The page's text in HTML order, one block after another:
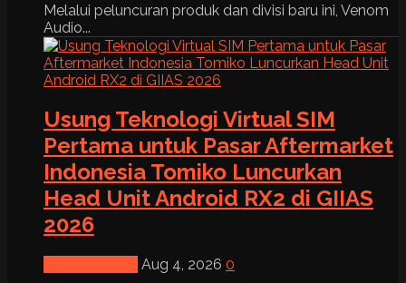
Melalui peluncuran produk dan divisi baru ini, Venom
Audio...
Usung Teknologi Virtual SIM
Pertama untuk Pasar Aftermarket
Indonesia Tomiko Luncurkan
Head Unit Android RX2 di GIIAS
2026
Aug 4, 2026 0